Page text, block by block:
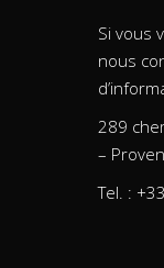
Si vous
nous
289
–
Tel. :